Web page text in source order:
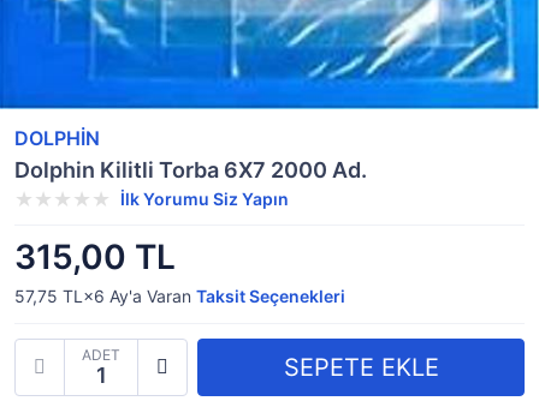
DOLPHİN
Dolphin Kilitli Torba 6X7 2000 Ad.
İlk Yorumu Siz Yapın
315,00 TL
57,75 TL×6 Ay'a Varan Taksit Seçenekleri
ADET